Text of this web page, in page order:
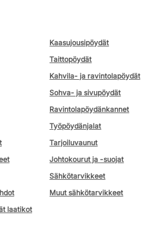
Kaasujousipöydät
Taittopöydät
Kahvila- ja ravintolapöydät
Sohva- ja sivupöydät
Ravintolapöydänkannet
Työpöydänjalat
Tarjoiluvaunut
Johtokourut ja -suojat
Sähkötarvikkeet
Muut sähkötarvikkeet
laatikot